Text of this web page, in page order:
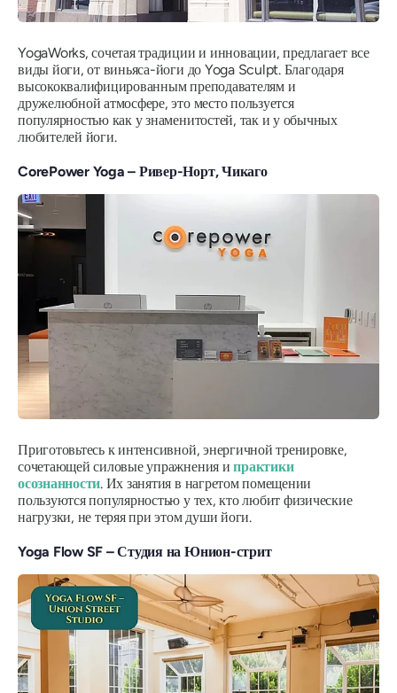
YogaWorks, сочетая традиции и инновации, предлагает все
виды йоги, от виньяса-йоги до Yoga Sculpt. Благодаря
высококвалифицированным преподавателям и
дружелюбной атмосфере, это место пользуется
популярностью как у знаменитостей, так и у обычных
любителей йоги.
CorePower Yoga – Ривер-Норт, Чикаго
Приготовьтесь к интенсивной, энергичной тренировке,
сочетающей силовые упражнения ипрактики
осознанности. Их занятия в нагретом помещении
пользуются популярностью у тех, кто любит физические
нагрузки, не теряя при этом души йоги.
Yoga Flow SF – Студия на Юнион-стрит